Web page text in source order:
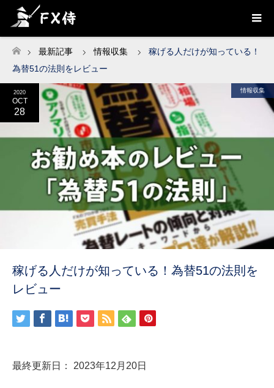
ホーム
最新記事 情報収集
稼げる人だけが知っている！
為替51の法則をレビュー
2020
OCT
28
情報収集
稼げる人だけが知っている！為替51の法則を
レビュー
最終更新日： 2023年12月20日